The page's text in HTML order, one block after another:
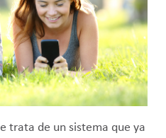
trata de un sistema que ya